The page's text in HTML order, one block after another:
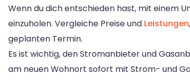
Wenn du dich entschieden hast, mit einem
einzuholen. Vergleiche Preise und Leistungen
geplanten Termin.
Es ist wichtig, den Stromanbieter und
am neuen Wohnort sofort mit Strom- und